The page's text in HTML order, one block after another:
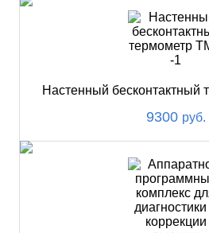
Настенный бесконтактный
9300 руб.